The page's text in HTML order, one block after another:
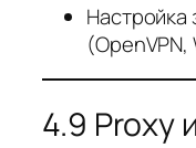
4.9 Proxy